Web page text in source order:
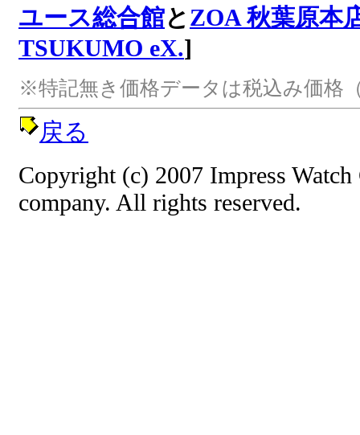
ユース総合館とZOA 秋葉原本
TSUKUMO eX.]
※特記無き価格データは税込み価格
戻る
Copyright (c) 2007 Impress
company. All rights reserved.